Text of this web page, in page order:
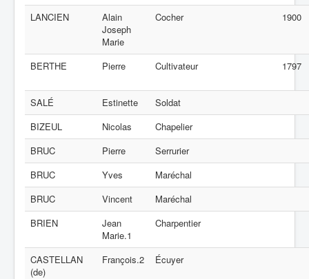
LANCIEN
Alain
Joseph
Marie
Cocher 1900
BERTHE Pierre Cultivateur 1797
SALÉ Estinette
Soldat
BIZEUL
Nicolas
Chapelier
BRUC
Pierre
Serrurier
BRUC
Yves
Maréchal
BRUC
Vincent
Maréchal
BRIEN
Jean
Marie.1
Charpentier
CASTELLAN
(de)
François.2 Écuyer